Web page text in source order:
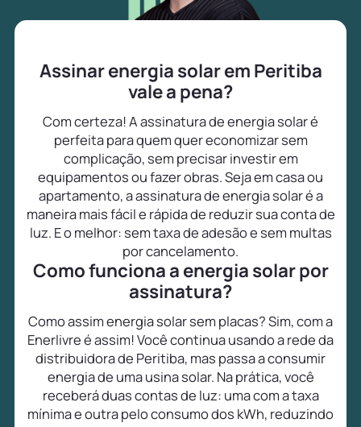
Assinar energia solar em Peritiba
vale a pena?
Com certeza! A assinatura de energia solar é
perfeita para quem quer economizar sem
complicação, sem precisar investir em
equipamentos ou fazer obras. Seja em casa ou
apartamento, a assinatura de energia solar é a
maneira mais fácil e rápida de reduzir sua conta de
luz. E o melhor: sem taxa de adesão e sem multas
por cancelamento.
Como funciona a energia solar por
assinatura?
Como assim energia solar sem placas? Sim, com a
Enerlivre é assim! Você continua usando a rede da
distribuidora de Peritiba, mas passa a consumir
energia de uma usina solar. Na prática, você
receberá duas contas de luz: uma com a taxa
mínima e outra pelo consumo dos kWh, reduzindo